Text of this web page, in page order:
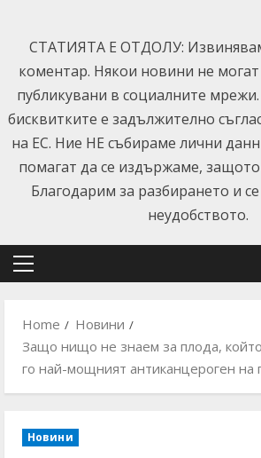
content
СТАТИЯТА Е ОТДОЛУ:
коментар. Някои новини не
публикувани в социалните
бисквитките е задължително
на ЕС. Ние НЕ събираме лични
помагат да се издържаме,
Благодарим за разбирането и
неудобството.
Primary
Home
Новини
Защо нищо не знаем за плода,
го най-мощният антиканцероген на
Новини